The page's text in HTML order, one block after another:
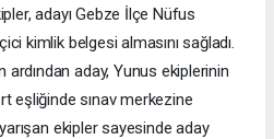
adayı Gebze İlçe Nüfus
kimlik belgesi almasını sağladı.
ardından aday, Yunus ekiplerinin
eşliğinde sınav merkezine
ekipler sayesinde aday